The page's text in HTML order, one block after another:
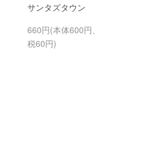
サンタズタウン
660円(本体600円、
税60円)